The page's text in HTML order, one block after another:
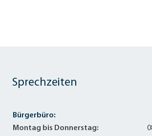
Sprechzeiten
Bürgerbüro:
Montag bis Donnerstag: